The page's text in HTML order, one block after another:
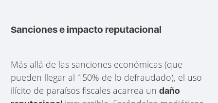
Sanciones e impacto reputacional
Más allá de las sanciones económicas (que
pueden llegar al 150% de lo defraudado), el uso
ilícito de paraísos fiscales acarrea undaño